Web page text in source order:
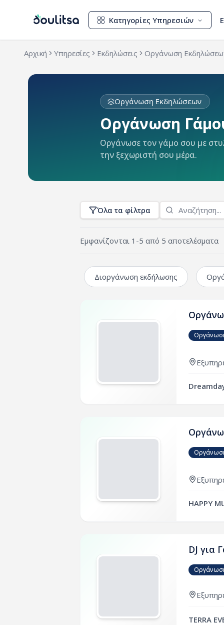
Κατηγορίες Υπηρεσιών
Αρχική Υπηρεσίες Εκδηλώσεις Οργάνωση
Οργάνωση Εκδηλώσεων
Οργάνωση
Οργάνωσε τον γάμο σου με
την ξεχωριστή σου μέρα.
Όλα τα φίλτρα
Εμφανίζονται 1 -5 από 5 αποτελέσματα
Διοργάνωση εκδήλωσης
HAPPY
DJ για
TERRA